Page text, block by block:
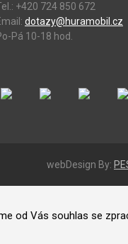
+420 724 850 672
dotazy@huramobil.cz
Pá 10-18 hod.
webDesign By:
od Vás souhlas se